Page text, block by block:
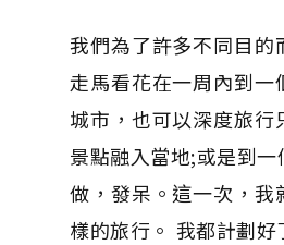
我們為了許多不同目的
走馬看花在一周內到一
城市，也可以深度旅行
景點融入當地;或是到
做，發呆。這一次，我
樣的旅行。 我都計劃